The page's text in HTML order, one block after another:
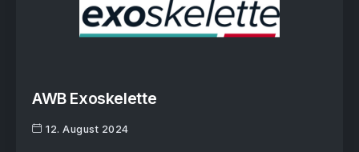
AWB Exoskelette
12. August 2024